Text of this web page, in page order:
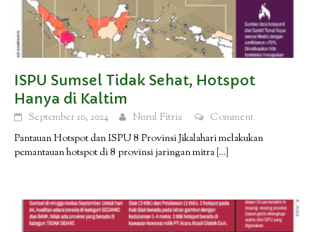
ISPU Sumsel Tidak Sehat, Hotspot
Hanya di Kaltim
September 10, 2024 Nurul Fitria
Comment
Pantauan Hotspot dan ISPU 8 Provinsi Jikalahari melakukan
pemantauan hotspot di 8 provinsi jaringan mitra […]